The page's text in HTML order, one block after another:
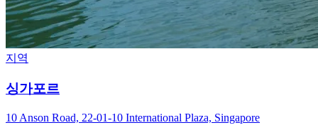
지역
싱가포르
10 Anson Road, 22-01-10 International Plaza, Singapore